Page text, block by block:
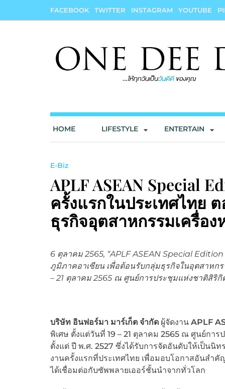
FACEBOOK TWITTER INSTAGRAM YOUTUBE
HOME LIFESTYLE ENTERTAIN
E-Biz
APLF ASEAN Special
ครั้งแรกในประเทศไทย
ธุรกิจอุตสาหกรรมเครื่อง
6 ตุลาคม2565, “APLF ASEAN Special
ภูมิภาคอาเซียน เพื่อต้อนรับกลุ่มธุรกิจในอุตสาหก
– 21 ตุลาคม 2565 ณ ศูนย์การประชุมแห่งชาติสิริกิ
บริษัท อินฟอร์มา มาร์เก็ต จำกัดผู้จัดงาน APLF
พิเศษ ตั้งแต่วันที่ 19 – 21 ตุลาคม 2565 ณ ศูนย์กา
ตั้งแต่ ปี พ.ศ. 2527 ซึ่งได้รับการจัดอันดับให้เป็น
งานครั้งแรกที่ประเทศไทย เพื่อมอบโอกาสอันสำ
ได้เชื่อมต่อกับซัพพลายเออร์ชั้นนำจากทั่วโลก